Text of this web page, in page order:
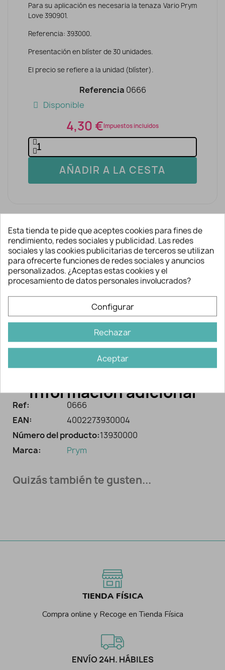
Para su aplicación es necesaria la tenaza Vario Prym
Love 390901.
Referencia: 393000.
Presentación en blíster de 30 unidades.
El precio se refiere a la unidad (blíster).
Referencia 0666
Disponible
4,30 €Impuestos incluidos
AÑADIR A LA CESTA
Descripción y detalles
Snaps presión de diversos colores. Se
emplean como cierre en ropa infantil,
bandanas, cuellos polares, ropa
deportiva, anoraks o chaquetas,
mochilas, bolsos, etc.
Información adicional
Ref:
0666
EAN:
4002273930004
Número del producto:13930000
Marca:
Prym
Quizás también te gusten...
TIENDA FÍSICA
Compra online y Recoge en Tienda Física
ENVÍO 24H. HÁBILES
Esta tienda te pide que aceptes cookies para fines de
rendimiento, redes sociales y publicidad. Las redes
sociales y las cookies publicitarias de terceros se utilizan
para ofrecerte funciones de redes sociales y anuncios
personalizados. ¿Aceptas estas cookies y el
procesamiento de datos personales involucrados?
Configurar
Rechazar
Aceptar